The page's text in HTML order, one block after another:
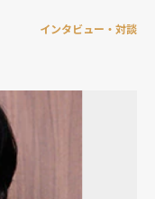
インタビュー・対談